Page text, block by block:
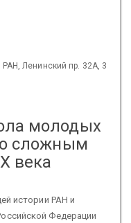
Ленинский пр. 32А, 3
молодых
сложным
века
истории РАН и
Федерации